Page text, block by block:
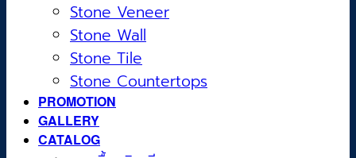
Stone Veneer
Stone Wall
Stone Tile
Stone Countertops
PROMOTION
GALLERY
CATALOG